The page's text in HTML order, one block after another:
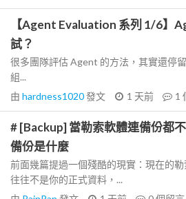
【Agent Evaluation 系列 1/6】
試？
很多團隊評估 Agent 的方法，其實還停
組...
由 hardness1020發文 1 天前 1
# [Backup] 當勒索軟體連備份都
備份是什麼
前面幾篇提過一個殘酷的現實：現在的
往往不是你的正式資料，...